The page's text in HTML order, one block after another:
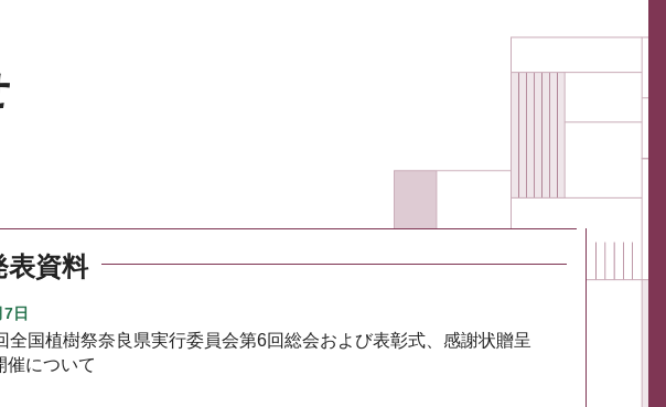
表資料
日
全国植樹祭奈良県実行委員会第6回総会および表彰式、感謝状贈呈
催について